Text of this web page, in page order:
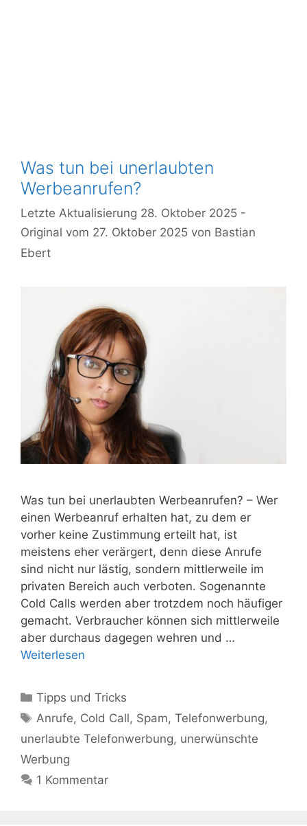
Was tun bei unerlaubten
Werbeanrufen?
28. Oktober 2025
27. Oktober 2025 von Bastian
Ebert
Was tun bei unerlaubten Werbeanrufen? – Wer
einen Werbeanruf erhalten hat, zu dem er
vorher keine Zustimmung erteilt hat, ist
meistens eher verärgert, denn diese Anrufe
sind nicht nur lästig, sondern mittlerweile im
privaten Bereich auch verboten. Sogenannte
Cold Calls werden aber trotzdem noch häufiger
gemacht. Verbraucher können sich mittlerweile
aber durchaus dagegen wehren und …
Weiterlesen
Kategorien
Tipps und Tricks
Schlagwörter
Anrufe, Cold Call, Spam,Telefonwerbung,
unerlaubte Telefonwerbung, unerwünschte
Werbung
1 Kommentar